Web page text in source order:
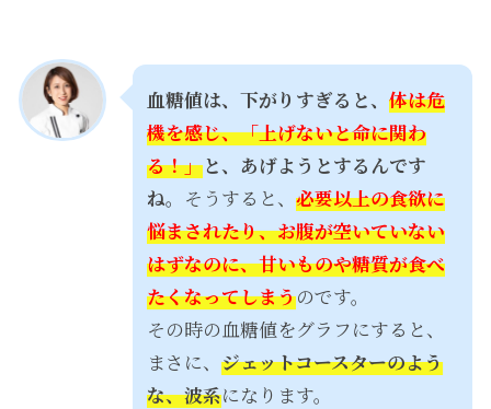
血糖値は、下がりすぎると、 体は危
機を感じ、「上げないと命に関わ
る！」と、あげようとするんです
ね。 そうすると、 必要以上の食欲に
悩まされたり、お腹が空いていない
はずなのに、甘いものや糖質が食べ
たくなってしまうのです。
その時の血糖値をグラフにすると、
まさに、 ジェットコースターのよう
な、波系になります。